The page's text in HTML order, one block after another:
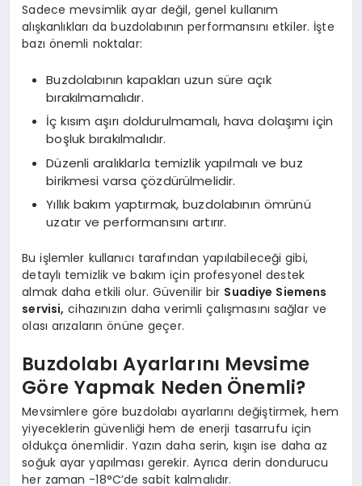
Sadece mevsimlik ayar değil, genel kullanım
alışkanlıkları da buzdolabının performansını etkiler. İşte
bazı önemli noktalar:
Buzdolabının kapakları uzun süre açık
bırakılmamalıdır.
İç kısım aşırı doldurulmamalı, hava dolaşımı için
boşluk bırakılmalıdır.
Düzenli aralıklarla temizlik yapılmalı ve buz
birikmesi varsa çözdürülmelidir.
Yıllık bakım yaptırmak, buzdolabının ömrünü
uzatır ve performansını artırır.
Bu işlemler kullanıcı tarafından yapılabileceği gibi,
detaylı temizlik ve bakım için profesyonel destek
almak daha etkili olur. Güvenilir bir Suadiye Siemens
servisi, cihazınızın daha verimli çalışmasını sağlar ve
olası arızaların önüne geçer.
Buzdolabı Ayarlarını Mevsime
Göre Yapmak Neden Önemli?
Mevsimlere göre buzdolabı ayarlarını değiştirmek, hem
yiyeceklerin güvenliği hem de enerji tasarrufu için
oldukça önemlidir. Yazın daha serin, kışın ise daha az
soğuk ayar yapılması gerekir. Ayrıca derin dondurucu
her zaman -18°C’de sabit kalmalıdır.